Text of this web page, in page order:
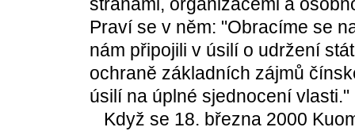
Praví se v něm: "Obracíme se
nám připojili v úsilí o udržení
ochraně základních zájmů
úsilí na úplné sjednocení vlasti."
Když se 18. března 2000